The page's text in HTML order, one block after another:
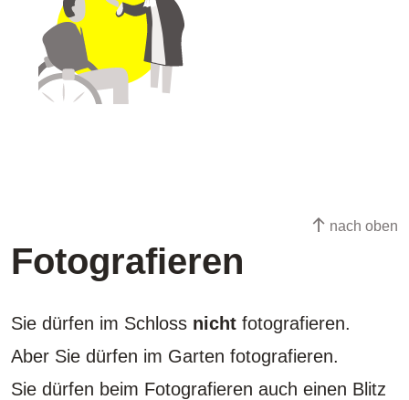
nach oben
Fotografieren
Sie dürfen im Schloss nicht fotografieren.
Aber Sie dürfen im Garten fotografieren.
Sie dürfen beim Fotografieren auch einen Blitz